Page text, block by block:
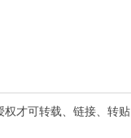
才可转载、链接、转贴